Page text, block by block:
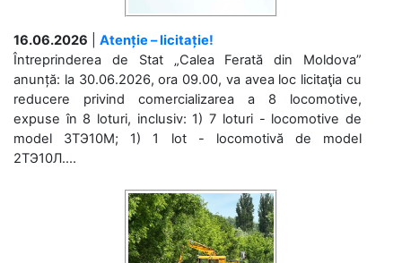
16.06.2026
Atenție – licitație!
Întreprinderea de Stat „Calea Ferată din Moldova”
anunță: la 30.06.2026, ora 09.00, va avea loc licitaţia cu
reducere privind comercializarea a 8 locomotive,
expuse în 8 loturi, inclusiv: 1) 7 loturi - locomotive de
model 3ТЭ10М; 1) 1 lot - locomotivă de model
2ТЭ10Л....